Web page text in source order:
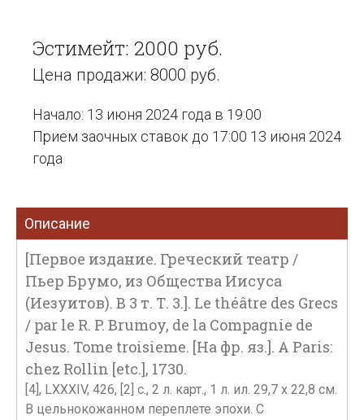
Эстимейт: 2000 руб.
Цена продажи: 8000 руб.
Начало: 13 июня 2024 года в 19:00
Прием заочных ставок до 17:00 13 июня 2024
года
Описание
[Первое издание. Греческий театр /
Пьер Брумо, из Общества Иисуса
(Иезуитов). В 3 т. Т. 3.]. Le théâtre des Grecs
/ par le R. P. Brumoy, de la Compagnie de
Jesus. Tome troisieme. [На фр. яз.]. A Paris:
chez Rollin [etc.], 1730.
[4], LXXXIV, 426, [2] с., 2 л. карт., 1 л. ил. 29,7 х 22,8 см.
В цельнокожанном переплете эпохи. С